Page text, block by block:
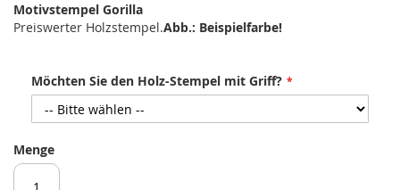
Motivstempel Gorilla
Preiswerter Holzstempel.Abb.: Beispielfarbe!
Möchten Sie den Holz-Stempel mit Griff?
Menge